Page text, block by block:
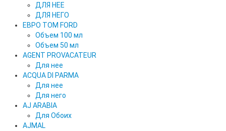
ДЛЯ НЕЕ
ДЛЯ НЕГО
ЕВРО TOM FORD
Объем 100 мл
Объем 50 мл
AGENT PROVACATEUR
Для нее
ACQUA DI PARMA
Для нее
Для него
AJ ARABIA
Для Обоих
AJMAL